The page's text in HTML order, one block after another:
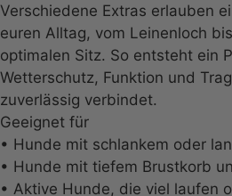
Verschiedene Extras erlauben
euren Alltag, vom Leinenloch
optimalen Sitz. So entsteht ein
Wetterschutz, Funktion und
zuverlässig verbindet.
Geeignet für
• Hunde mit schlankem oder
• Hunde mit tiefem Brustkorb
• Aktive Hunde, die viel laufen